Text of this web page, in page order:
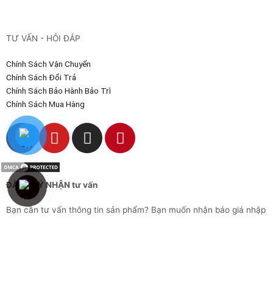
TƯ VẤN - HỎI ĐÁP
Chính Sách Vận Chuyển
Chính Sách Đổi Trả
Chính Sách Bảo Hành Bảo Trì
Chính Sách Mua Hàng
F
a
c
e
b
o
Y
o
u
t
u
b
I
n
a
g
r
P
i
r
e
ĐĂNG KÝ NHẬN tư vấn
Bạn cần tư vấn thông tin sản phẩm? Bạn muốn nhận báo giá nhập